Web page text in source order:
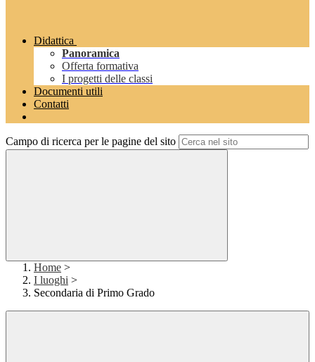
Didattica
Panoramica
Offerta formativa
I progetti delle classi
Documenti utili
Contatti
Campo di ricerca per le pagine del sito
Home >
I luoghi >
Secondaria di Primo Grado